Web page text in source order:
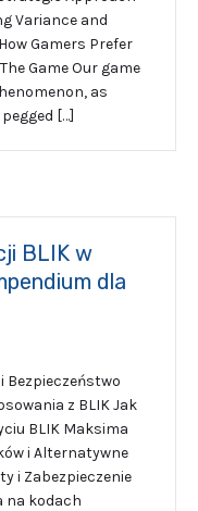
Variance and
Gamers Prefer
Game Our game
as
[…]
BLIK w
dla
Bezpieczeństwo
z BLIK Jak
BLIK Maksima
i Alternatywne
i Zabezpieczenie
na kodach